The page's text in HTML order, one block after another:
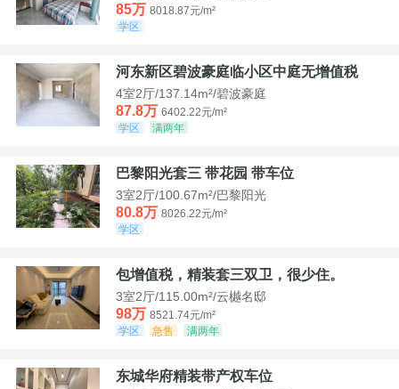
85万 8018.87元/m²
学区
河东新区碧波豪庭临小区中庭无增值税
4室2厅/137.14m²/碧波豪庭
87.8万 6402.22元/m²
学区
满两年
巴黎阳光套三 带花园 带车位
3室2厅/100.67m²/巴黎阳光
80.8万 8026.22元/m²
学区
包增值税，精装套三双卫，很少住。
3室2厅/115.00m²/云樾名邸
98万 8521.74元/m²
学区
急售 满两年
东城华府精装带产权车位